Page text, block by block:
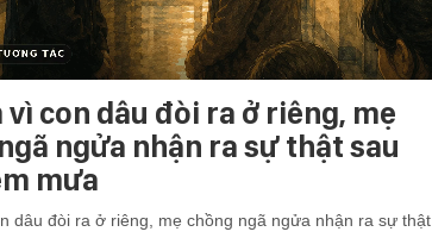
vì con dâu đòi ra ở riêng, mẹ
ngửa nhận ra sự thật sau
mưa
dâu đòi ra ở riêng, mẹ chồng ngã ngửa nhận ra sự thật